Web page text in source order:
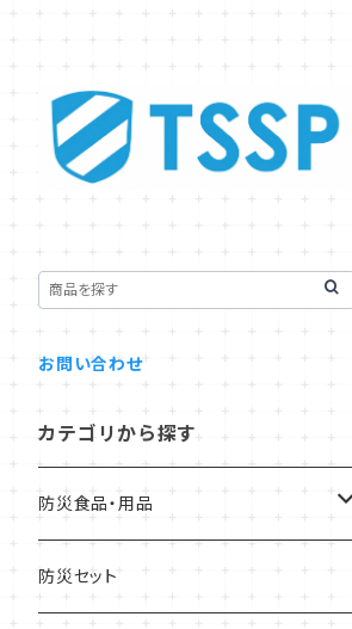
お問い合わせ
カテゴリから探す
防災食品・用品
缶詰
防災セット